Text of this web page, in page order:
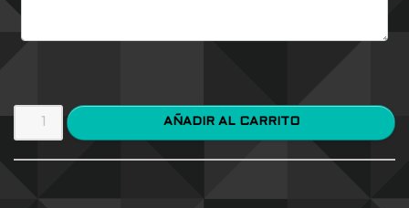
AÑADIR AL CARRITO